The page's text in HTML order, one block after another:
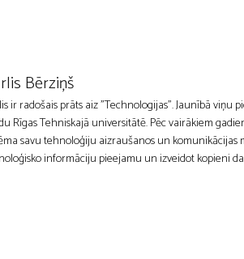
Bērziņš
ir radošais prāts aiz "Technologijas". Jaunībā
Rīgas Tehniskajā universitātē. Pēc vairākiem
savu tehnoloģiju aizraušanos un
informāciju pieejamu un izveidot kopieni